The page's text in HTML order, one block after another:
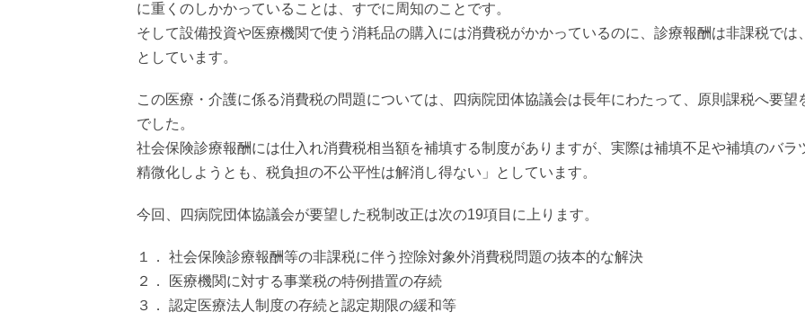
に重くのしかかっていることは、すでに周知のことです。
そして設備投資や医療機関で使う消耗品の購入には消費税がかかっているのに、診療報酬は非課税で
としています。
この医療・介護に係る消費税の問題については、四病院団体協議会は長年にわたって、原則課税へ要
でした。
社会保険診療報酬には仕入れ消費税相当額を補填する制度がありますが、実際は補填不足や補填のバ
精微化しようとも、税負担の不公平性は解消し得ない」としています。
今回、四病院団体協議会が要望した税制改正は次の19項目に上ります。
１．
社会保険診療報酬等の非課税に伴う控除対象外消費税問題の抜本的な解決
２．
医療機関に対する事業税の特例措置の存続
３．
認定医療法人制度の存続と認定期限の緩和等